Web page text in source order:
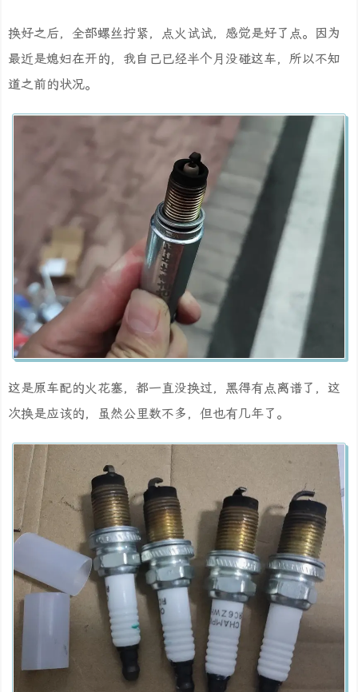
换好之后，全部螺丝拧紧，点火试试，感觉是好了点。因为
最近是媳妇在开的，我自己已经半个月没碰这车，所以不知
道之前的状况。
这是原车配的火花塞，都一直没换过，黑得有点离谱了，这
次换是应该的，虽然公里数不多，但也有几年了。